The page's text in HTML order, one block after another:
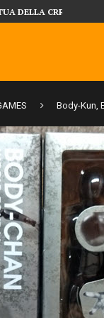
DELLA CRRATURA
Body-Kun,